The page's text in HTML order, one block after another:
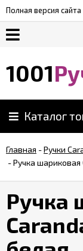
Полная версия сайта
Возврат
Обзоры
ручек
1001
Каталог
Главная -Ручки
-Ручка шариковая
Ручка